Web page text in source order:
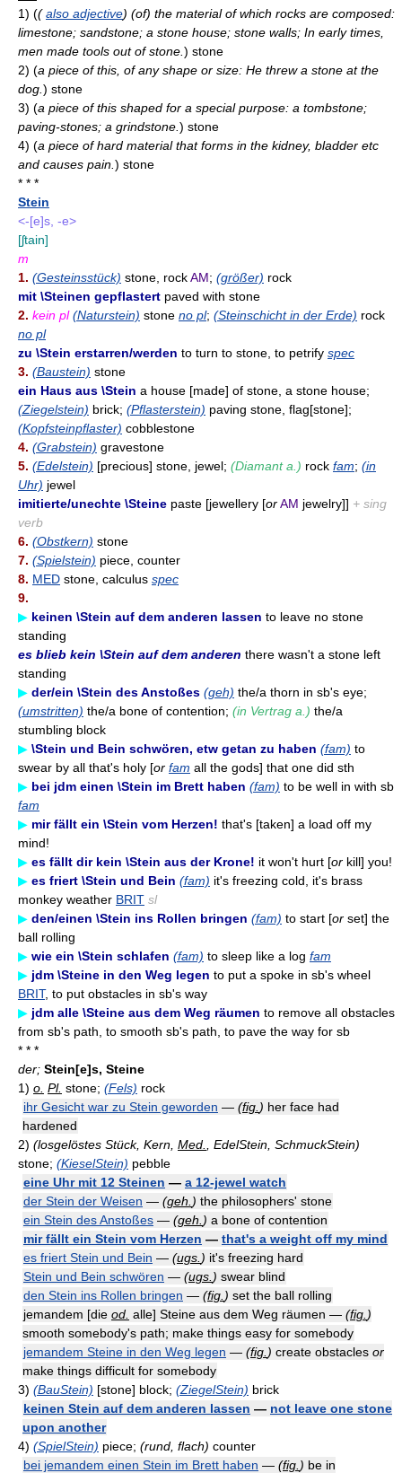
1) (( also adjective) (of) the material of which rocks are composed:
limestone; sandstone; a stone house; stone walls; In early times,
men made tools out of stone. ) stone
2) (a piece of this, of any shape or size: He threw a stone at the
dog. ) stone
3) (a piece of this shaped for a special purpose: a tombstone;
paving-stones; a grindstone. ) stone
4) (a piece of hard material that forms in the kidney, bladder etc
and causes pain. ) stone
* * *
Stein
<-[e]s, -e>
[ʃtain]
m
1. (Gesteinsstück) stone, rockAM; (größer) rock
mit \Steinen gepflastert paved with stone
2. kein pl (Naturstein) stone no pl; (Steinschicht in der Erde) rock
no pl
zu \Stein erstarren/werden to turn to stone, to petrify spec
3. (Baustein) stone
ein Haus aus \Stein a house [made] of stone, a stone house;
(Ziegelstein) brick; (Pflasterstein) paving stone, flag[stone];
(Kopfsteinpflaster) cobblestone
4. (Grabstein) gravestone
5. (Edelstein) [precious] stone, jewel; (Diamant a.) rock fam; (in
Uhr) jewel
imitierte/unechte \Steine paste [jewellery [orAM jewelry]] + sing
verb
6. (Obstkern) stone
7. (Spielstein) piece, counter
8. MED stone, calculus spec
9.
▶ keinen \Stein auf dem anderen lassen to leave no stone
standing
es blieb kein \Stein auf dem anderen there wasn't a stone left
standing
▶ der/ein \Stein des Anstoßes (geh) the/a thorn in sb's eye;
(umstritten) the/a bone of contention; (in Vertrag a.) the/a
stumbling block
▶ \Stein und Bein schwören, etw getan zu haben (fam) to
swear by all that's holy [or fam all the gods] that one did sth
▶ bei jdm einen \Stein im Brett haben (fam) to be well in with sb
fam
▶ mir fällt ein \Stein vom Herzen! that's [taken] a load off my
mind!
▶ es fällt dir kein \Stein aus der Krone! it won't hurt [or kill] you!
▶ es friert \Stein und Bein (fam) it's freezing cold, it's brass
monkey weather BRIT sl
▶ den/einen \Stein ins Rollen bringen (fam) to start [or set] the
ball rolling
▶ wie ein \Stein schlafen (fam) to sleep like a log fam
▶ jdm \Steine in den Weg legen to put a spoke in sb's wheel
BRIT, to put obstacles in sb's way
▶ jdm alle \Steine aus dem Weg räumen to remove all obstacles
from sb's path, to smooth sb's path, to pave the way for sb
* * *
der; Stein[e]s, Steine
1) o. Pl. stone; (Fels) rock
ihr Gesicht war zu Stein geworden — (fig. ) her face had
hardened
2) (losgelöstes Stück, Kern, Med.
, EdelStein, SchmuckStein)
stone; (KieselStein) pebble
eine Uhr mit 12 Steinen — a 12-jewel watch
der Stein der Weisen — (geh. ) the philosophers' stone
ein Stein des Anstoßes — (geh. ) a bone of contention
mir fällt ein Stein vom Herzen — that's a weight off my mind
es friert Stein und Bein — (ugs. ) it's freezing hard
Stein und Bein schwören — (ugs. ) swear blind
den Stein ins Rollen bringen — (fig. ) set the ball rolling
jemandem [die od. alle] Steine aus dem Weg räumen — (fig. )
smooth somebody's path; make things easy for somebody
jemandem Steine in den Weg legen — (fig. ) create obstacles or
make things difficult for somebody
3) (BauStein) [stone] block; (ZiegelStein) brick
keinen Stein auf dem anderen lassen — not leave one stone
upon another
4) (SpielStein) piece; (rund, flach) counter
bei jemandem einen Stein im Brett haben — (fig. ) be in